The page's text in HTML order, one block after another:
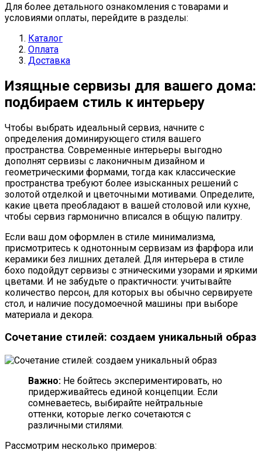
Для более детального ознакомления с товарами и
условиями оплаты, перейдите в разделы:
Каталог
Оплата
Доставка
Изящные сервизы для вашего дома:
подбираем стиль к интерьеру
Чтобы выбрать идеальный сервиз, начните с
определения доминирующего стиля вашего
пространства. Современные интерьеры выгодно
дополнят сервизы с лаконичным дизайном и
геометрическими формами, тогда как классические
пространства требуют более изысканных решений с
золотой отделкой и цветочными мотивами. Определите,
какие цвета преобладают в вашей столовой или кухне,
чтобы сервиз гармонично вписался в общую палитру.
Если ваш дом оформлен в стиле минимализма,
присмотритесь к однотонным сервизам из фарфора или
керамики без лишних деталей. Для интерьера в стиле
бохо подойдут сервизы с этническими узорами и яркими
цветами. И не забудьте о практичности: учитывайте
количество персон, для которых вы обычно сервируете
стол, и наличие посудомоечной машины при выборе
материала и декора.
Сочетание стилей: создаем уникальный образ
Важно: Не бойтесь экспериментировать, но
придерживайтесь единой концепции. Если
сомневаетесь, выбирайте нейтральные
оттенки, которые легко сочетаются с
различными стилями.
Рассмотрим несколько примеров: